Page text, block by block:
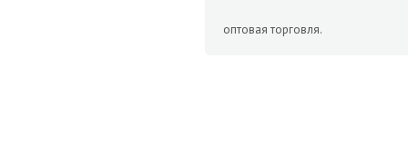
оптовая торговля.